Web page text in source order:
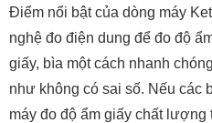
Điểm nổi bật của dòng máy
nghệ đo điện dung để đo độ
giấy, bìa một cách nhanh
như không có sai số. Nếu các
máy đo độ ẩm giấy chất lượng